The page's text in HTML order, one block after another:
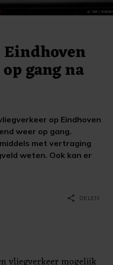
gang na
op Eindhoven
weer op gang.
met vertraging
weten. Ook kan er
share DELEN